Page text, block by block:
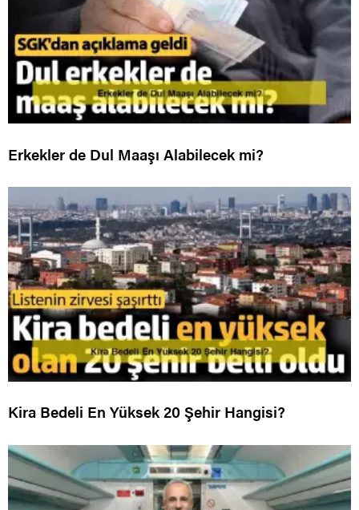
Erkekler de Dul Maaşı Alabilecek mi?
Kira Bedeli En Yüksek 20 Şehir Hangisi?